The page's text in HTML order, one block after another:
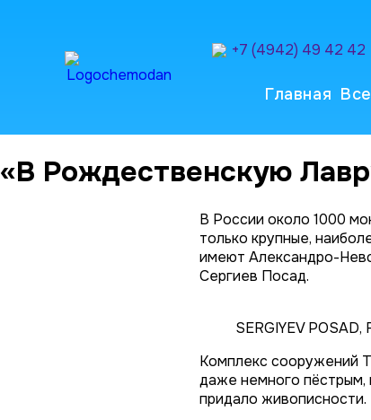
+7 (4942) 49 42 42
Главная
«В Рождественскую
В России около 1000
только крупные,
имеют Александро-
Сергиев Посад.
SERGIYEV
Комплекс сооружений
даже немного пёстрым,
придало живописности.